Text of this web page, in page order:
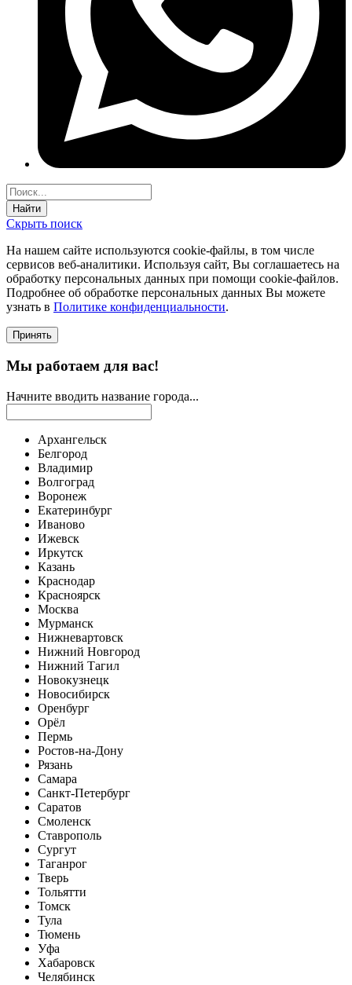
Найти
Скрыть поиск
На нашем сайте используются соokie-файлы, в том числе
сервисов веб-аналитики. Используя сайт, Вы соглашаетесь на
обработку персональных данных при помощи cookie-файлов.
Подробнее об обработке персональных данных Вы можете
узнать в Политике конфиденциальности.
Принять
Мы работаем для вас!
Начните вводить название города...
Архангельск
Белгород
Владимир
Волгоград
Воронеж
Екатеринбург
Иваново
Ижевск
Иркутск
Казань
Краснодар
Красноярск
Москва
Мурманск
Нижневартовск
Нижний Новгород
Нижний Тагил
Новокузнецк
Новосибирск
Оренбург
Орёл
Пермь
Ростов-на-Дону
Рязань
Самара
Санкт-Петербург
Саратов
Смоленск
Ставрополь
Сургут
Таганрог
Тверь
Тольятти
Томск
Тула
Тюмень
Уфа
Хабаровск
Челябинск